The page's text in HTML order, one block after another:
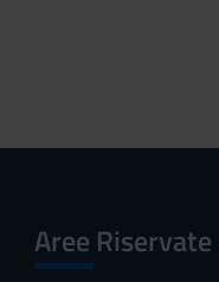
Aree Riservate